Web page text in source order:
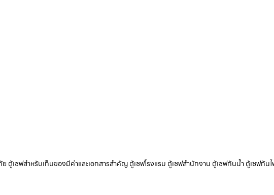
เซฟสำหรับเก็บของมีค่าและเอกสารสำคัญ ตู้เซฟโรงแรม ตู้เซฟสำนักงาน ตู้เซฟกันน้ำ ตู้เซฟกัน